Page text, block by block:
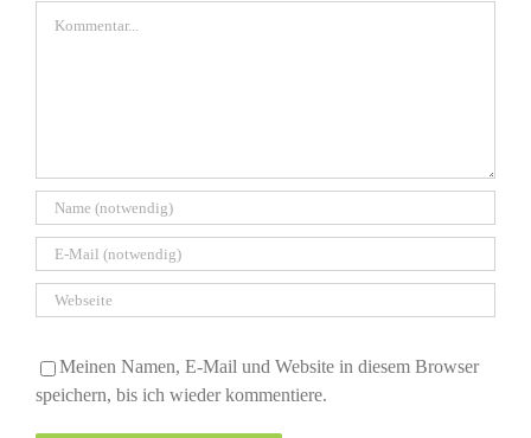
Meinen Namen, E-Mail und Website in diesem Browser
speichern, bis ich wieder kommentiere.